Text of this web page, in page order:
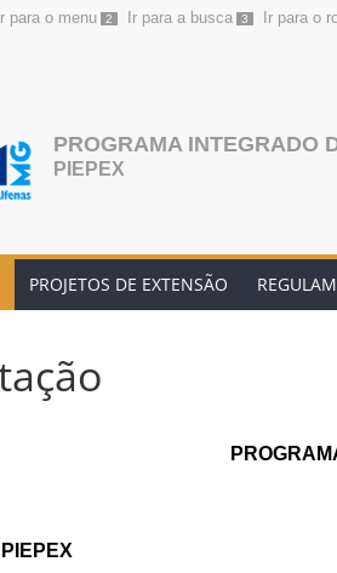
Ir para o menu 2 Ir para a busca 3 Ir para o
PROGRAMA INTEGRADO
PIEPEX
PROJETOS DE EXTENSÃO